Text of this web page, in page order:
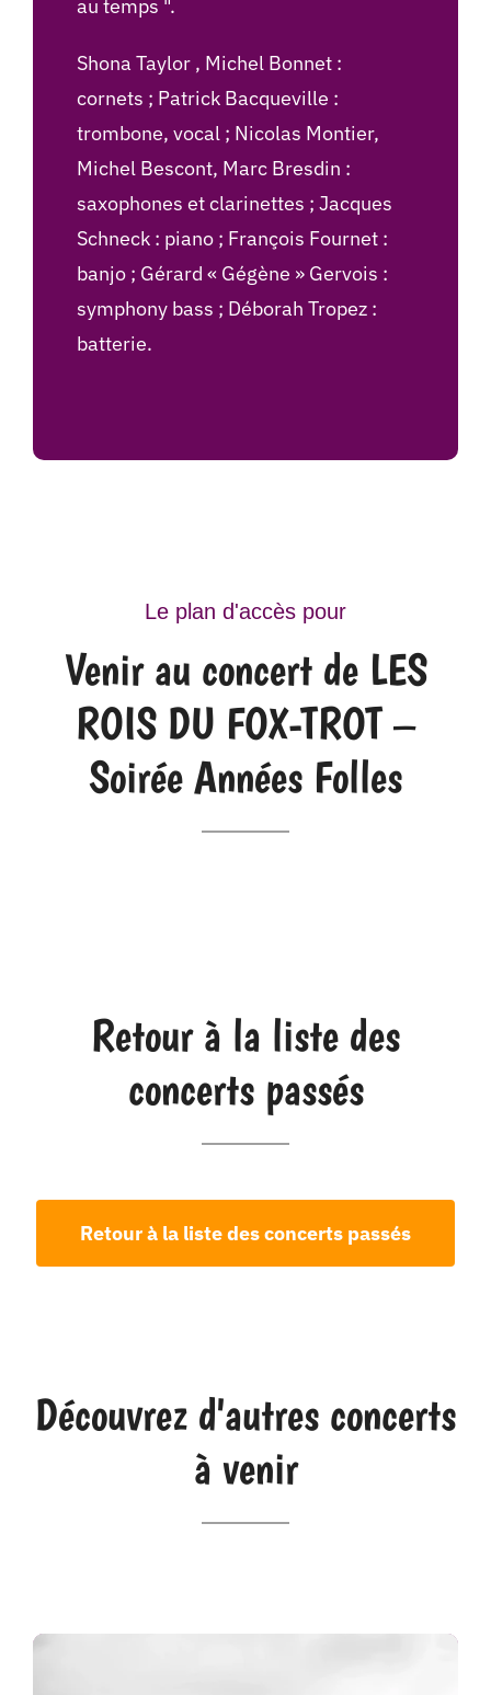
au temps ".
Shona Taylor , Michel Bonnet :
cornets ; Patrick Bacqueville :
trombone, vocal ; Nicolas Montier,
Michel Bescont, Marc Bresdin :
saxophones et clarinettes ; Jacques
Schneck : piano ; François Fournet :
banjo ; Gérard « Gégène » Gervois :
symphony bass ; Déborah Tropez :
batterie.
Le plan d'accès pour
Venir au concert de LES
ROIS DU FOX-TROT –
Soirée Années Folles
Retour à la liste des
concerts passés
Retour à la liste des concerts passés
Découvrez d'autres concerts
à venir